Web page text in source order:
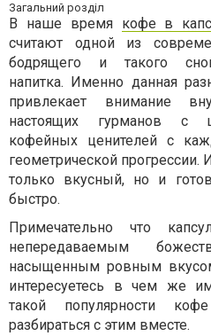
Загальний розділ
В наше время кофе в
считают одной из
бодрящего и такого
напитка. Именно данная
привлекает внимание
настоящих гурманов с
кофейных ценителей с
геометрической прогрессии.
только вкусный, но и
быстро.
Примечательно что
непередаваемым
насыщенным ровным
интересуетесь в чем же
такой популярности
разбираться с этим вместе.